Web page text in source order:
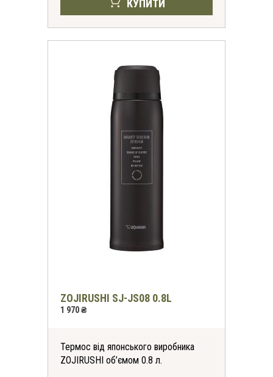
КУПИТИ
ZOJIRUSHI SJ-JS08 0.8L
1 970 ₴
Термос від японського виробника
ZOJIRUSHI об’ємом 0.8 л.